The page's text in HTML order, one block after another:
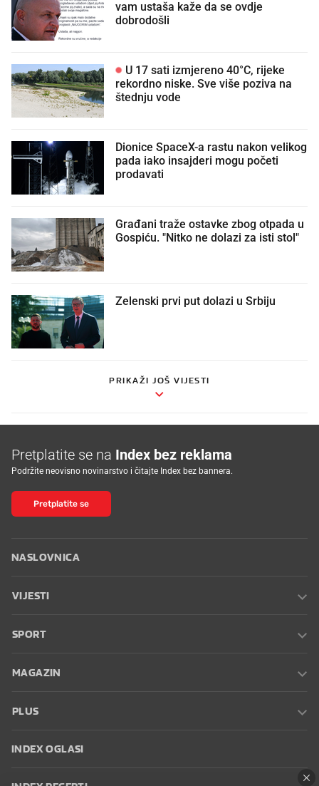
vam ustaša kaže da se ovdje
dobrodošli
U 17 sati izmjereno 40°C, rijeke
rekordno niske. Sve više poziva na
štednju vode
Dionice SpaceX-a rastu nakon velikog
pada iako insajderi mogu početi
prodavati
Građani traže ostavke zbog otpada u
Gospiću. "Nitko ne dolazi za isti stol"
Zelenski prvi put dolazi u Srbiju
PRIKAŽI JOŠ VIJESTI
Pretplatite se na Index bez reklama
Podržite neovisno novinarstvo i čitajte Index bez bannera.
Pretplatite se
NASLOVNICA
VIJESTI
SPORT
MAGAZIN
PLUS
INDEX OGLASI